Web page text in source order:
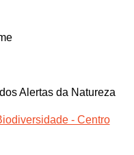
Alertas da Natureza
- Centro